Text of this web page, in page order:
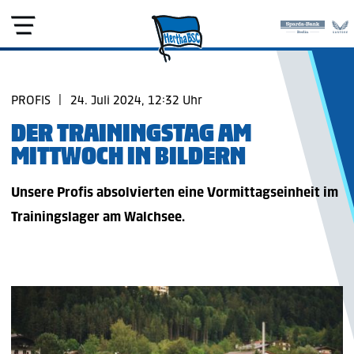
PROFIS 24. Juli 2024, 12:32 Uhr
DER TRAININGSTAG AM
MITTWOCH IN BILDERN
Unsere Profis absolvierten eine Vormittagseinheit im
Trainingslager am Walchsee.